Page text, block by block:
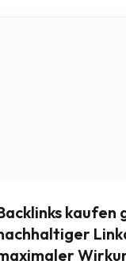
kaufen